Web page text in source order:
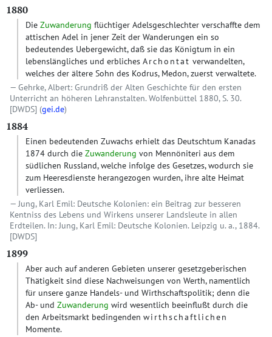
1880
Die Zuwanderung flüchtiger Adelsgeschlechter verschaffte dem
attischen Adel in jener Zeit der Wanderungen ein so
bedeutendes Uebergewicht, daß sie das Königtum in ein
lebenslängliches und erbliches Archontat verwandelten,
welches der ältere Sohn des Kodrus, Medon, zuerst verwaltete.
Gehrke, Albert: Grundriß der Alten Geschichte für den ersten
Unterricht an höheren Lehranstalten. Wolfenbüttel 1880, S. 30.
[DWDS] (gei.de)
1884
Einen bedeutenden Zuwachs erhielt das Deutschtum Kanadas
1874 durch die Zuwanderung von Mennöniteri aus dem
südlichen Russland, welche infolge des Gesetzes, wodurch sie
zum Heeresdienste herangezogen wurden, ihre alte Heimat
verliessen.
Jung, Karl Emil: Deutsche Kolonien: ein Beitrag zur besseren
Kentniss des Lebens und Wirkens unserer Landsleute in allen
Erdteilen. In: Jung, Karl Emil: Deutsche Kolonien. Leipzig u. a., 1884.
[DWDS]
1899
Aber auch auf anderen Gebieten unserer gesetzgeberischen
Thätigkeit sind diese Nachweisungen von Werth, namentlich
für unsere ganze Handels- und Wirthschaftspolitik; denn die
Ab- und Zuwanderung wird wesentlich beeinflußt durch die
den Arbeitsmarkt bedingenden wirthschaftlichen
Momente.